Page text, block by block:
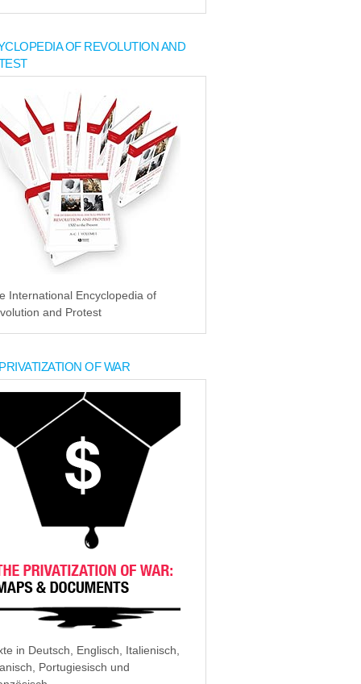
OF REVOLUTION AND
International Encyclopedia of
and Protest
OF WAR
in Deutsch, Englisch, Italienisch,
Portugiesisch und